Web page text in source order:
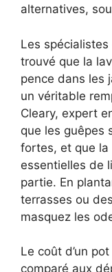
alternatives,
Les
trouvé que la
pence dans les
un véritable
Cleary, expert
que les guêpes
fortes, et que la
essentielles de
partie. En
terrasses ou
masquez les
Le coût d’un
comparé aux